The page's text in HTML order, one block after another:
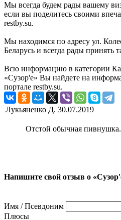
Мы всегда будем рады вашему
если вы поделитесь своими
restby.su.
Мы находимся по адресу ул.
Беларусь и всегда рады принять
Всю информацию в категории
«Сузор'е» Вы найдете на
портале restby.su.
Лукьяненко Д. 30.07.2019
Отстой обычная пивнушка.
Напишите свой отзыв о
Имя / Псевдоним
Плюсы